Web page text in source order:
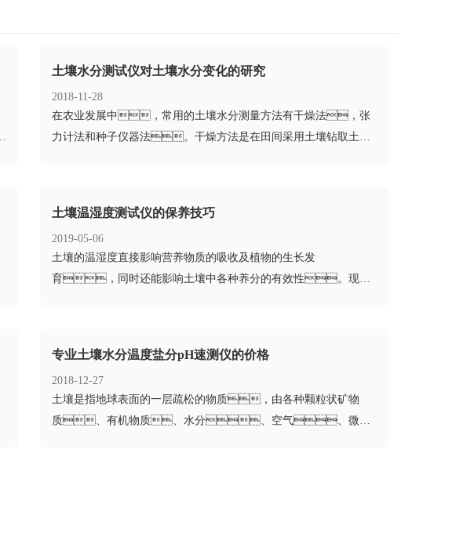
土壤水分测试仪对土壤水分变化的研究
2018-11-28
​在农业发展中，常用的土壤水分测量方法有干燥法，张
力计法和种子仪器法。干燥方法是在田间采用土壤钻取土壤
土壤温湿度测试仪的保养技巧
2019-05-06
​土壤的温湿度直接影响营养物质的吸收及植物的生长发
育，同时还能影响土壤中各种养分的有效性。现在
专业土壤水分温度盐分pH速测仪的价格
2018-12-27
​土壤是指地球表面的一层疏松的物质，由各种颗粒状矿物
质、有机物质、水分、空气、微生